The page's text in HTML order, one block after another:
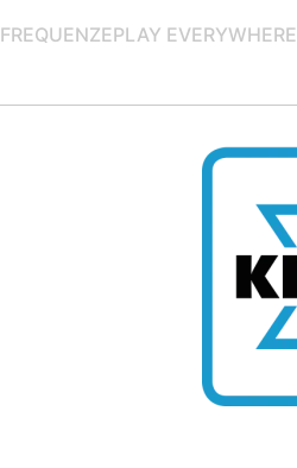
FREQUENZEPLAY EVERYWHERE